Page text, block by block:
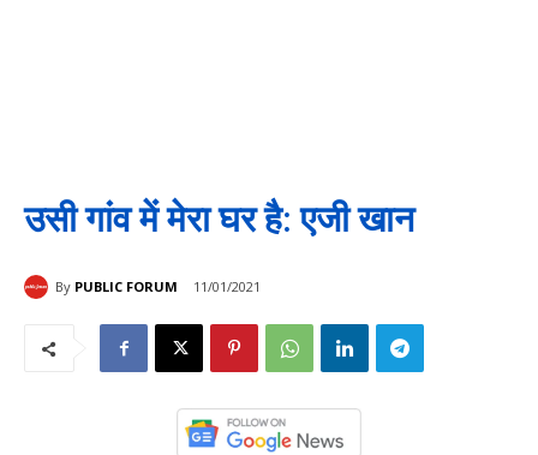
उसी गांव में मेरा घर है: एजी खान
By PUBLIC FORUM 11/01/2021